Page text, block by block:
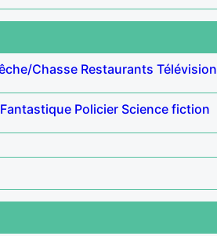
Chasse Restaurants Télévision
Fantastique Policier Science fiction